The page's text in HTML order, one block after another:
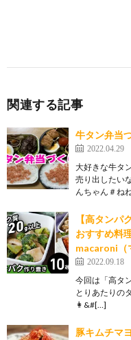
関連する記事
牛タン弁当
2022.04.29
大好きな牛タ
売り出したい
んちゃん＃ね
【高タンパ
おすすめ料
macaroni（
2022.09.18
今回は「高タ
とりあたりの
👩‍&#[…]
豚キムチマ